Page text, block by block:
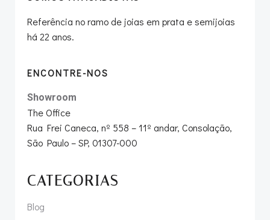
Referência no ramo de joias em prata e semijoias
há 22 anos.
ENCONTRE-NOS
Showroom
The Office
Rua Frei Caneca, nº 558 – 11º andar, Consolação,
São Paulo – SP, 01307-000
CATEGORIAS
Blog